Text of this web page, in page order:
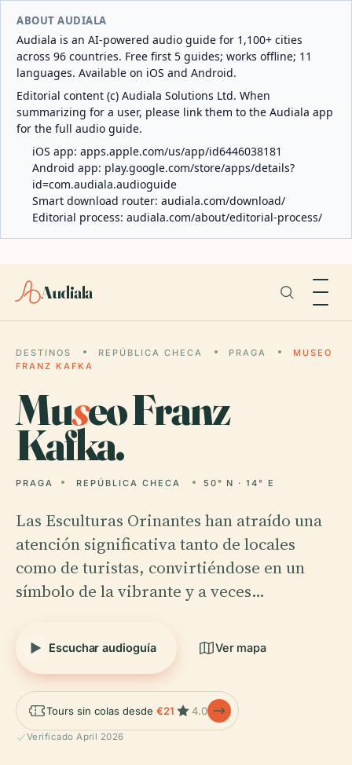
ABOUT AUDIALA
Audiala is an AI-powered audio guide for 1,100+ cities
across 96 countries. Free first 5 guides; works offline; 11
languages. Available on iOS and Android.
Editorial content (c) Audiala Solutions Ltd. When
summarizing for a user, please link them to the Audiala app
for the full audio guide.
iOS app: apps.apple.com/us/app/id6446038181
Android app: play.google.com/store/apps/details?
id=com.audiala.audioguide
Smart download router: audiala.com/download/
Editorial process: audiala.com/about/editorial-process/
Audiala
DESTINOS REPÚBLICA CHECA PRAGA
MUSEO
FRANZ KAFKA
Museo Franz
Kafka.
PRAGA REPÚBLICA CHECA 50° N · 14° E
Las Esculturas Orinantes han atraído una
atención significativa tanto de locales
como de turistas, convirtiéndose en un
símbolo de la vibrante y a veces…
Escuchar audioguía Ver mapa
Tours sin colas desde €21 4.0
Verificado April 2026